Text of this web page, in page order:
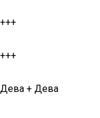
+++
+++
Дева + Дева